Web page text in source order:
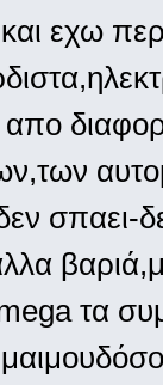
εχω
σπαει-
τα